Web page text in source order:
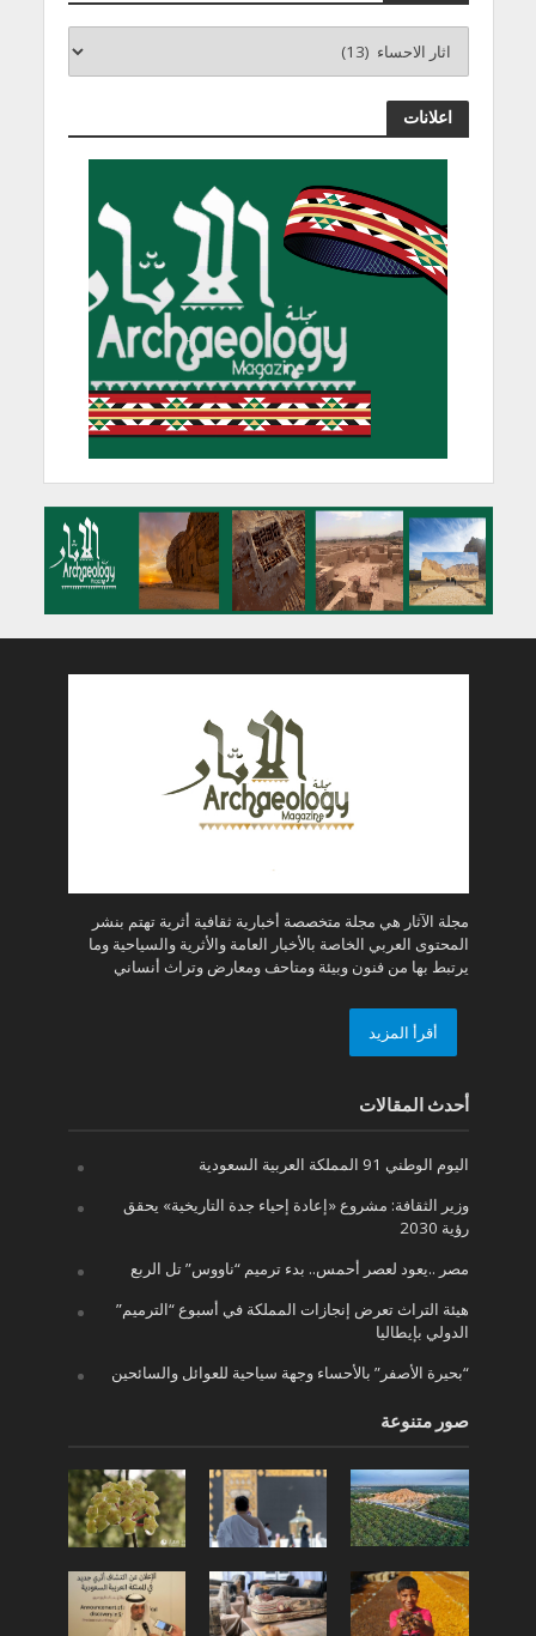
اعلانات
مجلة الآثار هي مجلة متخصصة أخبارية ثقافية أثرية تهتم بنشر
المحتوى العربي الخاصة بالأخبار العامة والأثرية والسياحية وما
يرتبط بها من فنون وبيئة ومتاحف ومعارض وتراث أنساني
أقرأ المزيد
أحدث المقالات
اليوم الوطني 91 المملكة العربية السعودية
وزير الثقافة: مشروع «إعادة إحياء جدة التاريخية» يحقق
رؤية 2030
مصر ..يعود لعصر أحمس.. بدء ترميم “ناووس” تل الربع
هيئة التراث تعرض إنجازات المملكة في أسبوع “الترميم”
الدولي بإيطاليا
“بحيرة الأصفر” بالأحساء وجهة سياحية للعوائل والسائحين
صور متنوعة